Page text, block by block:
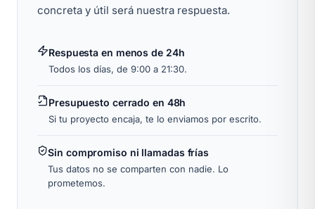
concreta y útil será nuestra respuesta.
Respuesta en menos de 24h
Todos los días, de 9:00 a 21:30.
Presupuesto cerrado en 48h
Si tu proyecto encaja, te lo enviamos por escrito.
Sin compromiso ni llamadas frías
Tus datos no se comparten con nadie. Lo
prometemos.